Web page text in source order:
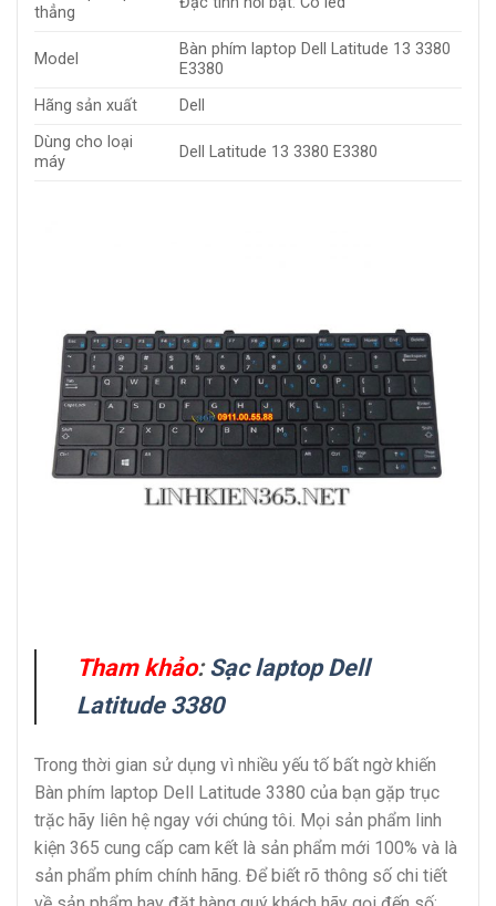
thẳng
Model
Bàn phím laptop Dell Latitude 13 3380
E3380
Hãng sản xuất
Dell
Dùng cho loại
máy
Dell Latitude 13 3380 E3380
Tham khảo:Sạc laptop Dell
Latitude 3380
Trong thời gian sử dụng vì nhiều yếu tố bất ngờ khiến
Bàn phím laptop Dell Latitude 3380 của bạn gặp trục
trặc hãy liên hệ ngay với chúng tôi. Mọi sản phẩm linh
kiện 365 cung cấp cam kết là sản phẩm mới 100% và là
sản phẩm phím chính hãng. Để biết rõ thông số chi tiết